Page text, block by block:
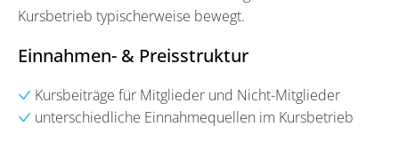
Kursbetrieb typischerweise bewegt.
Einnahmen- & Preisstruktur
Kursbeiträge für Mitglieder und Nicht-Mitglieder
unterschiedliche Einnahmequellen im Kursbetrieb